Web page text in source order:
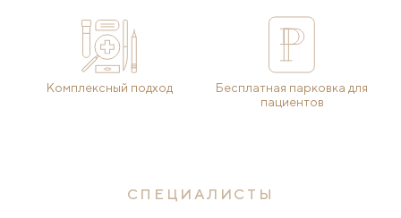
Комплексный подход
Бесплатная парковка для
пациентов
СПЕЦИАЛИСТЫ